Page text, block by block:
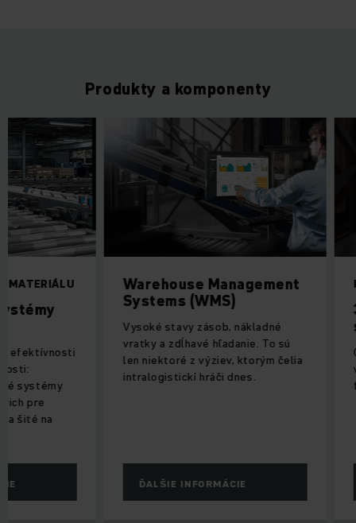
Produkty a komponenty
Warehouse Management
Systems (WMS)
Vysoké stavy zásob, nákladné
vratky a zdĺhavé hľadanie. To sú
len niektoré z výziev, ktorým čelia
intralogistickí hráči dnes.
ĎALŠIE INFORMÁCIE
REGÁLOVÝ
3D shuttle
systémy
Chcete
vo vašom sklade
flexibilitu a